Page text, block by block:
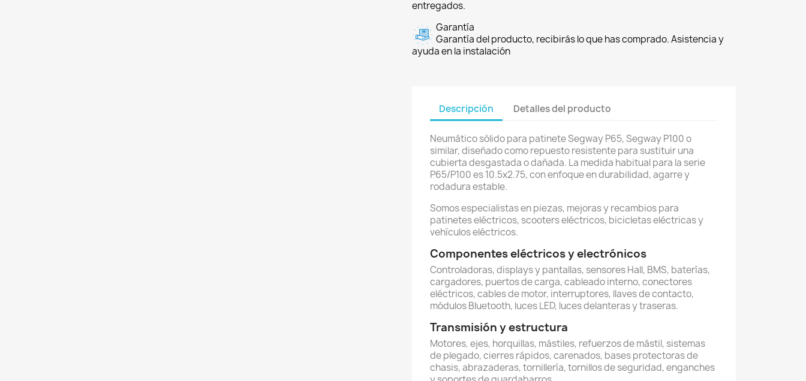
entregados.
Garantía
Garantía del producto, recibirás lo que has comprado. Asistencia y
ayuda en la instalación
Descripción Detalles del producto
Neumático sólido para patinete Segway P65, Segway P100 o
similar, diseñado como repuesto resistente para sustituir una
cubierta desgastada o dañada. La medida habitual para la serie
P65/P100 es 10.5x2.75, con enfoque en durabilidad, agarre y
rodadura estable.
Somos especialistas en piezas, mejoras y recambios para
patinetes eléctricos, scooters eléctricos, bicicletas eléctricas y
vehículos eléctricos.
Componentes eléctricos y electrónicos
Controladoras, displays y pantallas, sensores Hall, BMS, baterías,
cargadores, puertos de carga, cableado interno, conectores
eléctricos, cables de motor, interruptores, llaves de contacto,
módulos Bluetooth, luces LED, luces delanteras y traseras.
Transmisión y estructura
Motores, ejes, horquillas, mástiles, refuerzos de mástil, sistemas
de plegado, cierres rápidos, carenados, bases protectoras de
chasis, abrazaderas, tornillería, tornillos de seguridad, enganches